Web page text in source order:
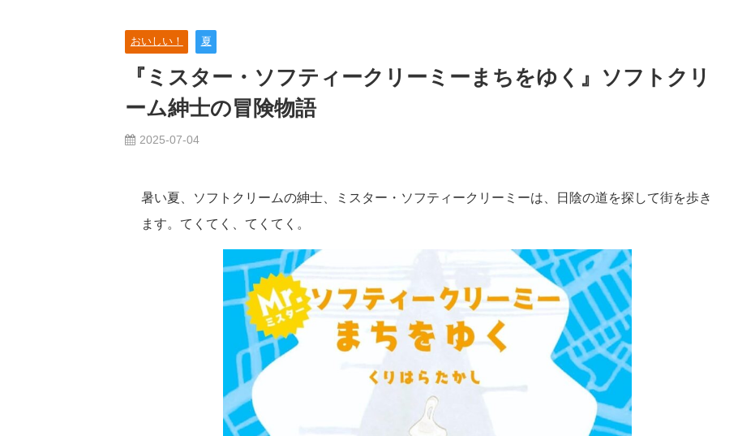
おいしい！ 夏
『ミスター・ソフティークリーミーまちをゆく』ソフトクリ
ーム紳士の冒険物語
2025-07-04
暑い夏、ソフトクリームの紳士、ミスター・ソフティークリーミーは、日陰の道を探して街を歩き
ます。てくてく、てくてく。